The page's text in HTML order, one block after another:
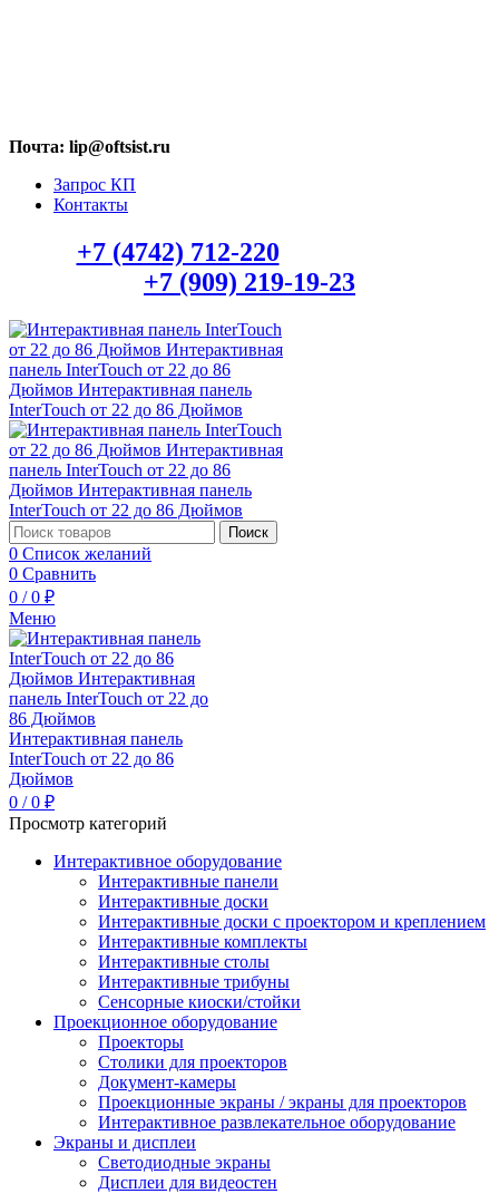
Почта: lip@oftsist.ru
Запрос КП
Контакты
+7 (4742) 712-220
+7 (909) 219-19-23
Поиск
0 Список желаний
0 Сравнить
0 / 0 ₽
Меню
0 / 0 ₽
Просмотр категорий
Интерактивное оборудование
Интерактивные панели
Интерактивные доски
Интерактивные доски с проектором и креплением
Интерактивные комплекты
Интерактивные столы
Интерактивные трибуны
Сенсорные киоски/стойки
Проекционное оборудование
Проекторы
Столики для проекторов
Документ-камеры
Проекционные экраны / экраны для проекторов
Интерактивное развлекательное оборудование
Экраны и дисплеи
Светодиодные экраны
Дисплеи для видеостен